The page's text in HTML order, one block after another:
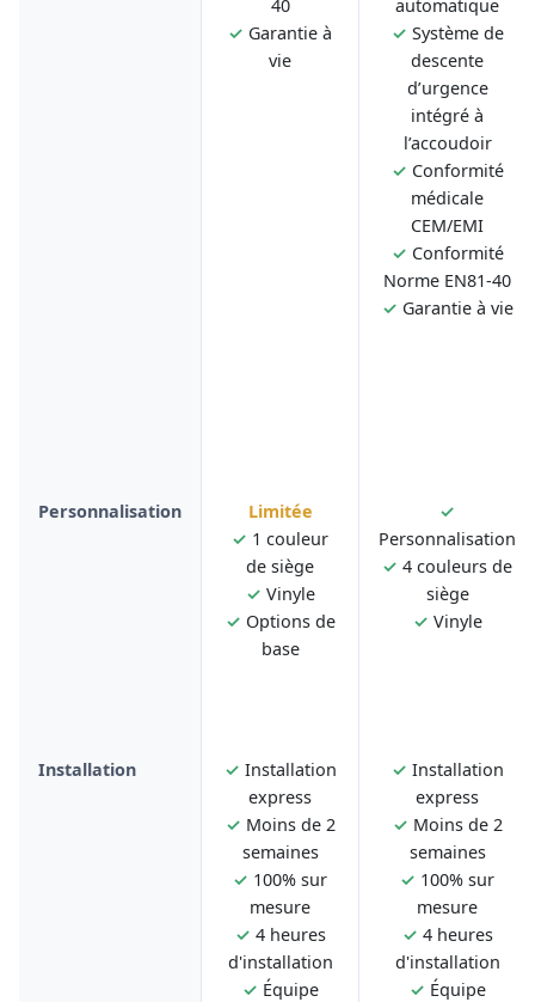
40
✓ Garantie à
vie
automatique
✓ Système de
descente
d’urgence
intégré à
l’accoudoir
✓ Conformité
médicale
CEM/EMI
✓ Conformité
Norme EN81-40
✓ Garantie à vie
Personnalisation
Limitée
✓ 1 couleur
de siège
✓ Vinyle
✓ Options de
base
✓
Personnalisation
✓ 4 couleurs de
siège
✓ Vinyle
Installation ✓ Installation
express
✓ Moins de 2
semaines
✓ 100% sur
mesure
✓ 4 heures
d'installation
✓ Équipe
✓ Installation
express
✓ Moins de 2
semaines
✓ 100% sur
mesure
✓ 4 heures
d'installation
✓ Équipe